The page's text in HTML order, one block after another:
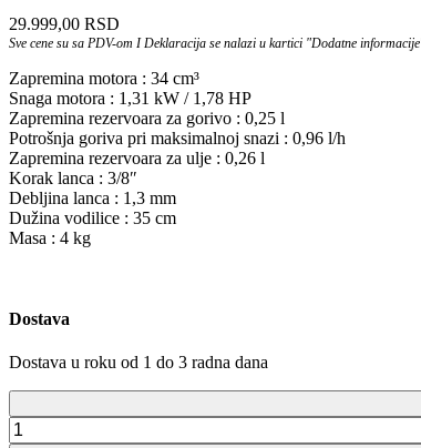
29.999,00 RSD
Sve cene su sa PDV-om I Deklaracija se nalazi u kartici "Dodatne
Zapremina motora : 34 cm³
Snaga motora : 1,31 kW / 1,78 HP
Zapremina rezervoara za gorivo : 0,25 l
Potrošnja goriva pri maksimalnoj snazi : 0,96 l/h
Zapremina rezervoara za ulje : 0,26 l
Korak lanca : 3/8″
Debljina lanca : 1,3 mm
Dužina vodilice : 35 cm
Masa : 4 kg
Dostava
Dostava u roku od 1 do 3 radna dana
Motorna